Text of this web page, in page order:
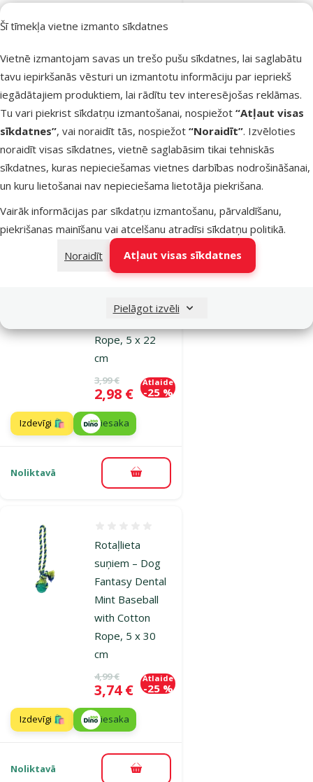
Šī tīmekļa vietne izmanto sīkdatnes
Vietnē izmantojam savas un trešo pušu sīkdatnes, lai saglabātu
tavu iepirkšanās vēsturi un izmantotu informāciju par iepriekš
iegādātajiem produktiem, lai rādītu tev interesējošas reklāmas.
Tu vari piekrist sīkdatņu izmantošanai, nospiežot “Atļaut visas
sīkdatnes”, vai noraidīt tās, nospiežot “Noraidīt”. Izvēloties
noraidīt visas sīkdatnes, vietnē saglabāsim tikai tehniskās
sīkdatnes, kuras nepieciešamas vietnes darbības nodrošināšanai,
un kuru lietošanai nav nepieciešama lietotāja piekrišana.
Vairāk informācijas par sīkdatņu izmantošanu, pārvaldīšanu,
piekrišanas mainīšanu vai atcelšanu atradīsi sīkdatņu politikā.
Noraidīt
Atļaut visas sīkdatnes
Pielāgot izvēli
Fantasy Tennis
Shooter with 2
green
Oriģinālā cena
24,99 €
Cena
18,74 € -25 %
Izdevīgi 🛍️ iesaka
Noliktavā Pievienot grozam
Rotaļlieta
suņiem – Dog
Mint Baseball
Rope, 5 x 22
cm
Atsauksmes 0%
Oriģinālā cena
3,99 €
Cena
2,98 €
Atlaide
-25 %
Izdevīgi 🛍️ iesaka
Noliktavā Pievienot grozam
Rotaļlieta
suņiem – Dog
Fantasy Dental
Mint Baseball
with Cotton
Rope, 5 x 30
cm
Oriģinālā cena
4,99 €
Cena
3,74 €
Atlaide
-25 %
Izdevīgi 🛍️ iesaka
Noliktavā Pievienot grozam